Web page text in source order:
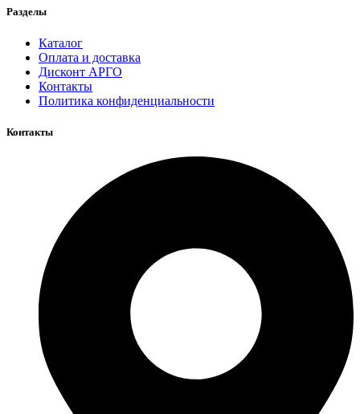
Разделы
Каталог
Оплата и доставка
Дисконт АРГО
Контакты
Политика конфиденциальности
Контакты